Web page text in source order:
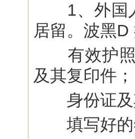
1、外国人
居留。波黑
有效护照
及其复印件；
身份证及
填写好的